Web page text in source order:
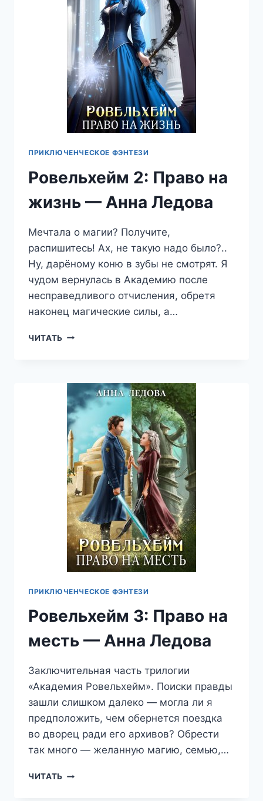
ПРИКЛЮЧЕНЧЕСКОЕ ФЭНТЕЗИ
Ровельхейм 2: Право на
жизнь — Анна Ледова
Мечтала о магии? Получите,
распишитесь! Ах, не такую надо было?..
Ну, дарёному коню в зубы не смотрят. Я
чудом вернулась в Академию после
несправедливого отчисления, обретя
наконец магические силы, а…
ЧИТАТЬ РОВЕЛЬХЕЙМ
ЖИЗНЬ
—
АННА
ЛЕДОВА
ПРИКЛЮЧЕНЧЕСКОЕ ФЭНТЕЗИ
Ровельхейм 3: Право на
месть — Анна Ледова
Заключительная часть трилогии
«Академия Ровельхейм». Поиски правды
зашли слишком далеко — могла ли я
предположить, чем обернется поездка
во дворец ради его архивов? Обрести
так много — желанную магию, семью,…
ЧИТАТЬ РОВЕЛЬХЕЙМ